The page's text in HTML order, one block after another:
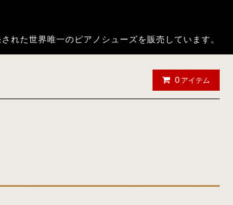
た世界唯一のピアノシューズを販売しています。
0 アイテム